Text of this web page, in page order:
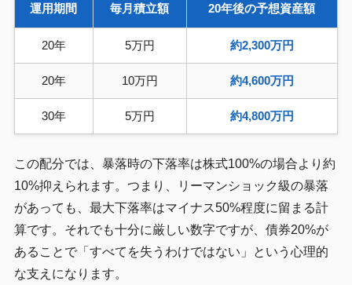
運用期間 毎月積立額 20年後の予想資産額
20年 5万円 約2,300万円
20年 10万円 約4,600万円
30年 5万円 約4,800万円
この配分では、暴落時の下落率は株式100%の場合より約
10%抑えられます。つまり、リーマンショック級の暴落
があっても、最大下落率はマイナス50%程度に留まる計
算です。それでも十分に厳しい数字ですが、債券20%が
あることで「すべてを失うわけではない」という心理的
な支えになります。